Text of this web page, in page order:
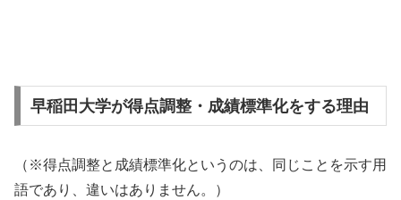
早稲田大学が得点調整・成績標準化をする理由
（※得点調整と成績標準化というのは、同じことを示す用
語であり、違いはありません。）